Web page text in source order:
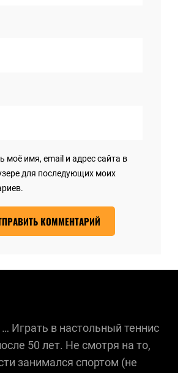
моё имя, email и адрес сайта в
для последующих моих
Играть в настольный теннис
50 лет. Не смотря на то,
занимался спортом (не